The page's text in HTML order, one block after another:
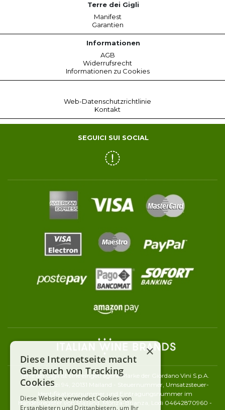
Terre dei Gigli
Manifest
Garantien
Informationen
AGB
Widerrufsrecht
Informationen zu Cookies
Web-Datenschutzrichtlinie
Kontakt
SEGUICI SUI SOCIAL
Terre dei Gigli ist eine eingetragene Marke der Giordano Vini S.p.A.
Viale Abruzzi 94, 20131 Mailand - Steuernummer, Umsatzsteuer-
Identifikationsnummer und Eintragungsnummer im
Handelsregister von Mailand, Monza-Brianza, Lodi 04642870960 -
×
Diese Internetseite macht
Gebrauch von Tracking
Cookies
Diese Website verwendet Cookies von
Erstanbietern und Drittanbietern, um Ihr